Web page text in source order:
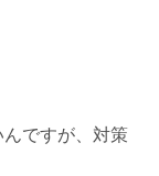
ですが、対策